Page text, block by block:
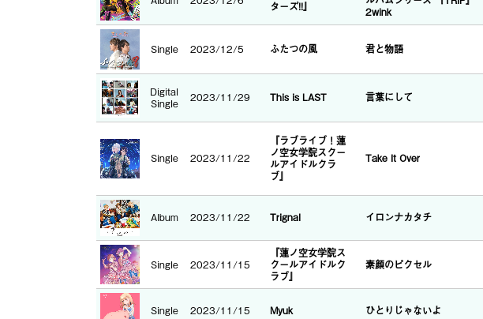
ターズ!!』
2wink
Single 2023/12/5 ふたつの風 君と物語
Digital
Single
2023/11/29 This is LAST 言葉にして
Single 2023/11/22
『ラブライブ！蓮
ノ空女学院スクー
ルアイドルクラ
ブ』
Take It Over
Album 2023/11/22 Trignal イロンナカタチ
Single 2023/11/15
『蓮ノ空女学院ス
クールアイドルク
ラブ』
素顔のピクセル
Single 2023/11/15 Myuk ひとりじゃないよ